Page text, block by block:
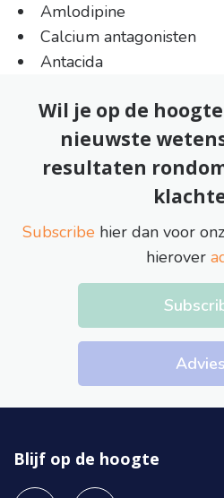
Amlodipine
Calcium antagonisten
Antacida
Wil je op de
nieuwste
resultaten
Subscribe hier dan voor
hierover
Advies
Blijf op de hoogte